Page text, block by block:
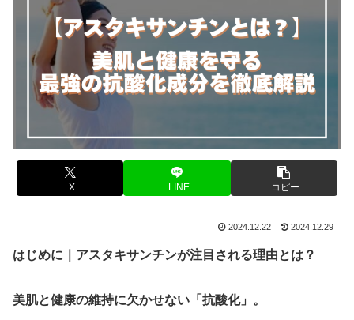
X LINE コピー
2024.12.22 2024.12.29
はじめに｜アスタキサンチンが注目される理由とは？
美肌と健康の維持に欠かせない「抗酸化」。